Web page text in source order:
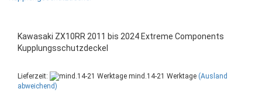
Kawasaki ZX10RR 2011 bis 2024 Extreme Components
Kupplungsschutzdeckel
Lieferzeit: mind.14-21 Werktage (Ausland
abweichend)